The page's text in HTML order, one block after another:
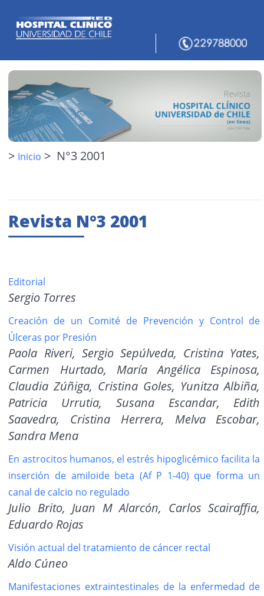
> Inicio > N°3 2001
Revista N°3 2001
Editorial
Sergio Torres
Creación de un Comité de Prevención y Control de
Úlceras por Presión
Paola Riveri, Sergio Sepúlveda, Cristina Yates,
Carmen Hurtado, María Angélica Espinosa,
Claudia Zúñiga, Cristina Goles, Yunitza Albiña,
Patricia Urrutia, Susana Escandar, Edith
Saavedra, Cristina Herrera, Melva Escobar,
Sandra Mena
En astrocitos humanos, el estrés hipoglicémico facilita la
inserción de amiloide beta (Af P 1-40) que forma un
canal de calcio no regulado
Julio Brito, Juan M Alarcón, Carlos Scairaffia,
Eduardo Rojas
Visión actual del tratamiento de cáncer rectal
Aldo Cúneo
Manifestaciones extraintestinales de la enfermedad de